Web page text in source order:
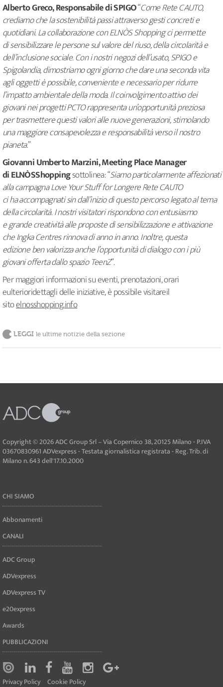
Alberto Greco, Responsabile di SPIGO“Come Rete CAUTO,
crediamo che la sostenibilità passi attraverso gesti concreti e
quotidiani. La collaborazione con ELNÒS Shopping ci permette
di sensibilizzare le persone sul valore del riuso, della circolarità e
dell’inclusione sociale. Con i nostri negozi dell’usato, SPIGO e
Spigolandia, dimostriamo ogni giorno che dare una seconda vita
agli oggetti è possibile, conveniente e necessario per ridurre
l’impatto ambientale della moda. Il coinvolgimento attivo dei
giovani nei progetti PCTO rappresenta un’opportunità preziosa
per trasmettere questi valori alle nuove generazioni, stimolando
una maggiore consapevolezza e responsabilità verso il nostro
pianeta.”
Giovanni Umberto Marzini, Meeting Place Manager
di ELNÒSShoppingsottolinea: “Siamo particolarmente affezionati
alla campagna Love Your Stuff for Longere Rete CAUTO
ci ha accompagnati sin dall’inizio di questo percorso legato al tema
della circolarità. I nostri visitatori rispondono con entusiasmo
e grande creatività alle proposte di sensibilizzazione e attivazione
che Ingka Centres rinnova di anno in anno. Inoltre, questa
edizione ben valorizza anche l’opportunità di dialogo con i più
giovani offerta dallo spazio TeenZ”.
Per maggiori informazioni su eventi, prenotazioni, orari
eulterioridettagli delle iniziative, è possibile visitareil
sitoelnosshopping.info
LEGGI le ultime notizie della sezione
Copyright © 2026 ADC Group Srl – Via Copernico 38, 20125 Milano - P.IVA
03670830961 ADVexpress - Testata giornalistica registrata - Reg. Trib. di
Milano n. 643 dell'17.10.2000
CHI SIAMO
Abbonamenti
CANALI
ADC Group
ADVexpress
ADVexpress TV
e20express
Awards
PUBBLICAZIONI
Privacy Policy Cookie Policy